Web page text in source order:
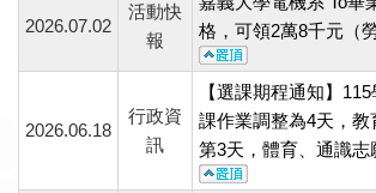
2026.07.02
活動快
報
格，可領2萬8千元（
2026.06.18
行政資
訊
【選課期程通知】
課作業調整為4天，教
第3天，體育、通識